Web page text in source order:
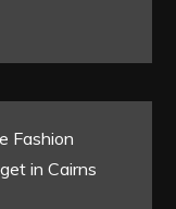
Fashion
in Cairns